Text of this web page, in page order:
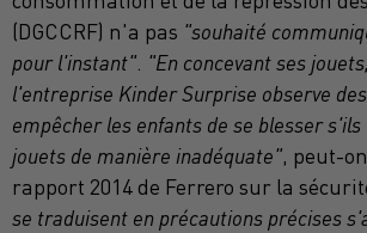
(DGCCRF) n'a pas "souhaité
pour l'instant" "En concevant ses jouets,
l'entreprise Kinder Surprise observe
empêcher les enfants de se blesser
jouets de manière inadéquate", peut-
rapport 2014 de Ferrero sur la
se traduisent en précautions précises